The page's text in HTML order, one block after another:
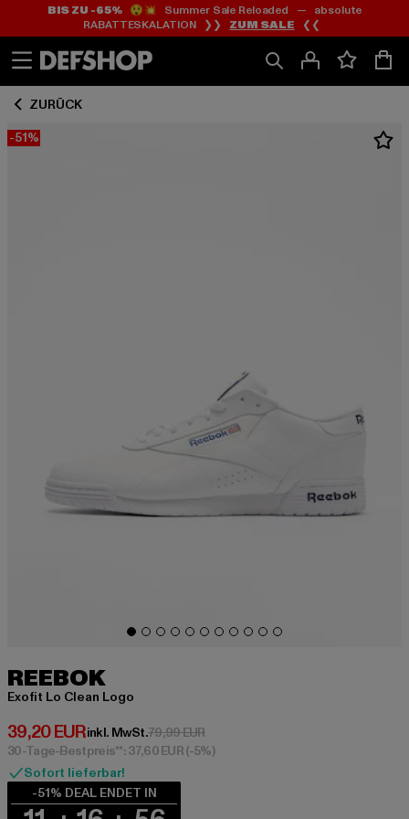
Zum
Inhalt
springen
Zum
Fußzeile
springen
BIS ZU -65%😲💥 Summer Sale Reloaded — absolute
RABATTESKALATION ❯❯ ZUM SALE ❮❮
ZURÜCK
-51%
REEBOK
Exofit Lo Clean Logo
39,20 EUR
Derzeitiger Preis: 39,20 EUR
inkl. MwSt.79,99 EURAktionspreis: 79,99 EUR
30-Tage-Bestpreis**: 37,60 EUR(-5%)
Sofort lieferbar!
-51% DEAL ENDET IN